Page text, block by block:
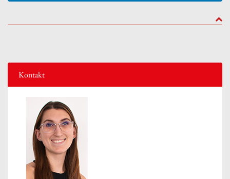
to
Kontakt